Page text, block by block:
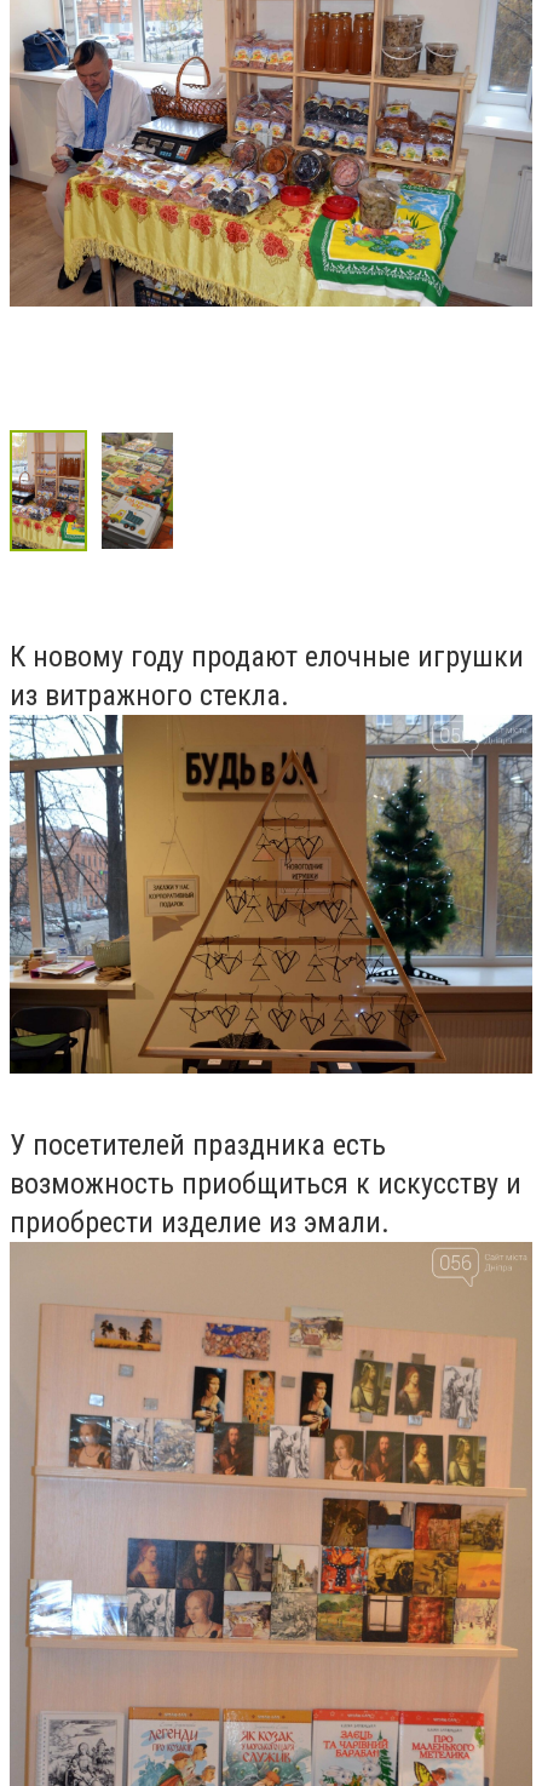
К новому году продают елочные игрушки
из витражного стекла.
У посетителей праздника есть
возможность приобщиться к искусству и
приобрести изделие из эмали.